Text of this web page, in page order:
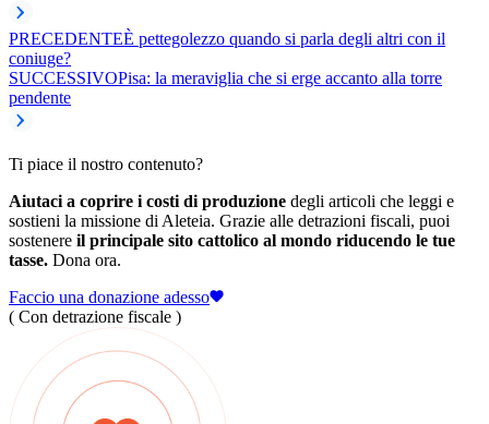
PRECEDENTEÈ pettegolezzo quando si parla degli altri con il
coniuge?
SUCCESSIVOPisa: la meraviglia che si erge accanto alla torre
pendente
Ti piace il nostro contenuto?
Aiutaci a coprire i costi di produzione degli articoli che leggi e
sostieni la missione di Aleteia. Grazie alle detrazioni fiscali, puoi
sostenere il principale sito cattolico al mondo riducendo le tue
tasse. Dona ora.
Faccio una donazione adesso
( Con detrazione fiscale )